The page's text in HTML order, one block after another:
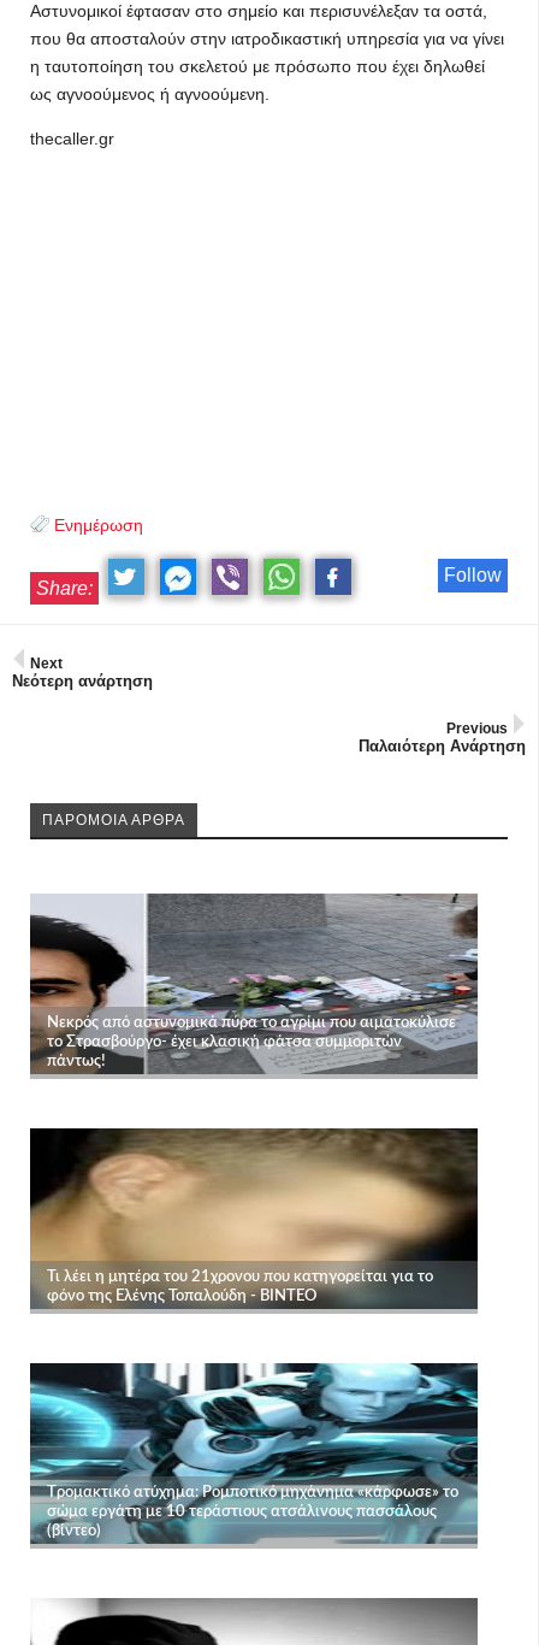
Αστυνομικοί έφτασαν στο σημείο και περισυνέλεξαν τα οστά,
που θα αποσταλούν στην ιατροδικαστική υπηρεσία για να γίνει
η ταυτοποίηση του σκελετού με πρόσωπο που έχει δηλωθεί
ως αγνοούμενος ή αγνοούμενη.
thecaller.gr
Ενημέρωση
Follow
Share:
Next
Νεότερη ανάρτηση
Previous
Παλαιότερη Ανάρτηση
ΠΑΡΟΜΟΙΑ ΑΡΘΡΑ